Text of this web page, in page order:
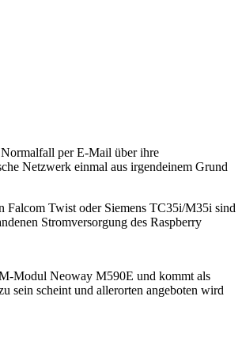
per E-Mail über ihre
Netzwerk einmal aus irgendeinem Grund
Falcom Twist oder Siemens TC35i/M35i sind
Stromversorgung des Raspberry
Modul Neoway M590E und kommt als
sein scheint und allerorten angeboten wird